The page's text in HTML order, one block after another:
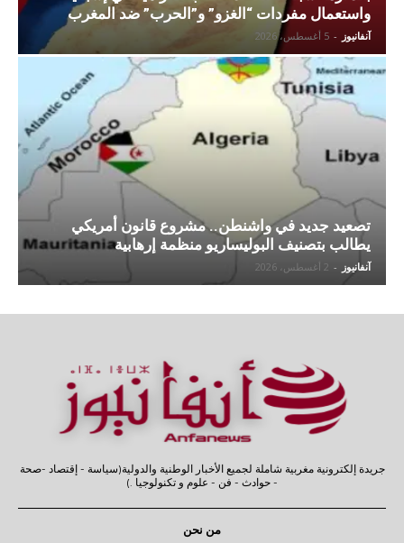
واستعمال مفردات “الغزو” و”الحرب” ضد المغرب
آنفانيوز - 5 أغسطس، 2026
تصعيد جديد في واشنطن.. مشروع قانون أمريكي
يطالب بتصنيف البوليساريو منظمة إرهابية
آنفانيوز - 2 أغسطس، 2026
جريدة إلكترونية مغربية شاملة لجميع الأخبار الوطنية والدولية(سياسة - إقتصاد -صحة
- حوادث - فن - علوم و تكنولوجيا .)
من نحن